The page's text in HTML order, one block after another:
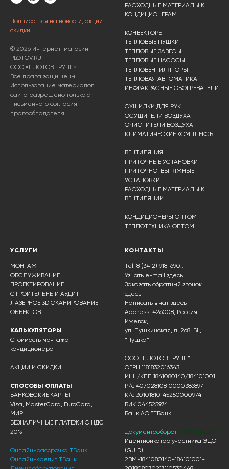
Подписаться на новости, акции
скидки
© 2026 Интернет-магазин
PLOTOV.RU
ООО «ПЛОТОВ ГРУПП».
Все права защищены.
Использование материалов
сайта разрешено только с
письменного согласия
правообладателя.
РАСХОДНЫЕ МАТЕРИАЛЫ К
КОНДИЦИОНЕРАМ
КОНВЕКТОРЫ
ТЕПЛОВЫЕ ПУШКИ
ТЕПЛОВЫЕ ЗАВЕСЫ
ТЕПЛОВЫЕ НАСОСЫ
ТЕПЛОВЕНТИЛЯТОРЫ
ТЕПЛОВАЯ АВТОМАТИКА
ИНФРАКРАСНЫЕ ОБОГРЕВАТЕЛИ
СУШИЛКИ ДЛЯ РУК
ОСУШИТЕЛИ ВОЗДУХА
ОЧИСТИТЕЛИ ВОЗДУХА
КЛИМАТИЧЕСКИЕ КОМПЛЕКСЫ
ВЕНТИЛЯЦИЯ
ПРИТОЧНЫЕ УСТАНОВКИ
ПРИТОЧНО-ВЫТЯЖНЫЕ
УСТАНОВКИ
РАСХОДНЫЕ МАТЕРИАЛЫ К
ВЕНТИЛЯЦИИ
КОНДИЦИОНЕРЫ ОПТОМ
ТЕПЛОТЕХНИКА ОПТОМ
УСЛУГИ
МОНТАЖ
ОБСЛУЖИВАНИЕ
ПРОЕКТИРОВАНИЕ
СТРОИТЕЛЬНЫЙ АУДИТ
ЛАЗЕРНОЕ 3D СКАНИРОВАНИЕ
ОБЪЕКТОВ
КАЛЬКУЛЯТОРЫ
Стоимость монтажа
кондиционера
АКЦИИ И СКИДКИ
СПОСОБЫ ОПЛАТЫ
БАНКОВСКИЕ КАРТЫ
Visa, MasterCard, EuroCard,
МИР
БЕЗНАЛИЧНЫЕ ПЛАТЕЖИ С НДС
20%
Онлайн-рассрочка ТБанк
Онлайн-кредит ТБанк
КОНТАКТЫ
Tel: 8 (3412) 918-690..
Узнать e-mail здесь
Заказать обратный звонок
здесь
Написать в чат здесь
Address: 426008, Россия,
Ижевск,
ул. Пушкинская, д. 268, БЦ
"Пушка"
ООО "ПЛОТОВ ГРУПП"
ОГРН 1181832016343
ИНН/КПП 1841080140/184101001
Р/с 40702810810000386897
К/с 30101810145250000974
БИК 044525974
Банк АО "ТБанк"
Документооборот ЭДО ДИАДОК
Идентификатор участника ЭДО
(GUID)
2BM-1841080140-184101001-